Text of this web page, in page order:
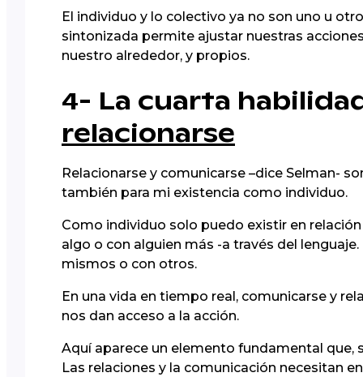
El individuo y lo colectivo ya no son uno u
sintonizada permite ajustar nuestras
nuestro alrededor, y propios.
4- La cuarta
relacionarse
Relacionarse y comunicarse –dice Selman-
también para mi existencia como individuo.
Como individuo solo puedo existir en
algo o con alguien más -a través del
mismos o con otros.
En una vida en tiempo real, comunicarse y
nos dan acceso a la acción.
Aquí aparece un elemento fundamental que,
Las relaciones y la comunicación necesitan